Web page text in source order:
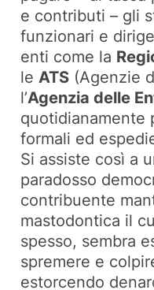
e contributi – gli
funzionari e
enti come la
le ATS (Agenzie
l’Agenzia delle
quotidianamente
formali ed
Si assiste così a
paradosso
contribuente
mastodontica il
spesso, sembra
spremere e
estorcendo